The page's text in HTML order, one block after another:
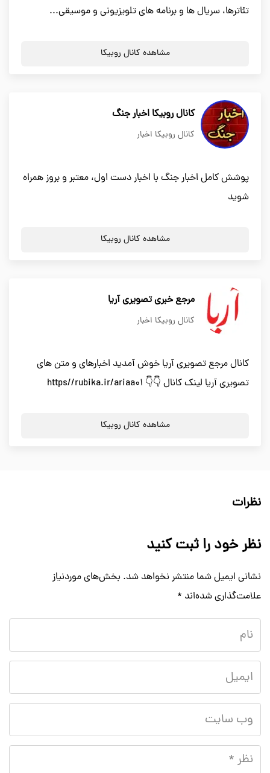
تئاترها، سریال ها و برنامه های تلویزیونی و موسیقی...
مشاهده کانال روبیکا
کانال روبیکا اخبار جنگ
کانال روبیکا اخبار
پوشش کامل اخبار جنگ با اخبار دست اول، معتبر و بروز همراه
شوید
مشاهده کانال روبیکا
مرجع خبری تصویری آریا
کانال روبیکا اخبار
کانال مرجع تصویری آریا خوش آمدید اخبارهای و متن های
تصویری آریا لینک کانال 👇👇 https//rubika.ir/ariaa01
مشاهده کانال روبیکا
نظرات
نظر خود را ثبت کنید
نشانی ایمیل شما منتشر نخواهد شد. بخش‌های موردنیاز
علامت‌گذاری شده‌اند *